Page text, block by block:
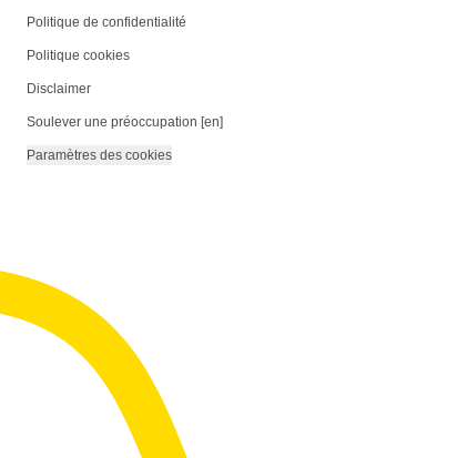
Politique de confidentialité
Politique cookies
Disclaimer
Soulever une préoccupation [en]
Paramètres des cookies